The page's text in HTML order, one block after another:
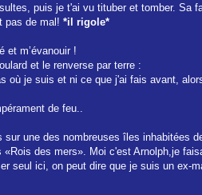
puis je t'ai vu tituber et tomber.
pas de mal! *il rigole*
et m’évanouir !
et le renverse par terre :
je suis et ni ce que j'ai fais avant,
de feu..
une des nombreuses îles inhabitées
des mers». Moi c'est Arnolph,je
seul ici, on peut dire que je suis un ex-